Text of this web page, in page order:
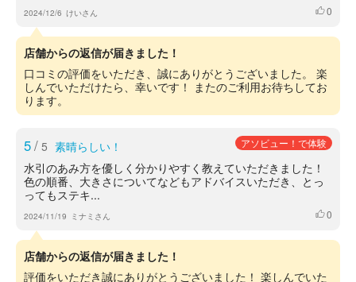
2024/12/6 けいさん いいね
0
店舗からの返信が届きました！
口コミの評価をいただき、誠にありがとうございました。 楽
しんでいただけたら、幸いです！ またのご利用お待ちしてお
ります。
5/ 5 素晴らしい！ アソビュー！で体験
水引のあみ方を優しく分かりやすく教えていただきました！
色の順番、大きさについてなどもアドバイスいただき、とっ
ってもステキ...
2024/11/19 ミナミさん いいね
0
店舗からの返信が届きました！
評価をいただき誠にありがとうございました！ 楽しんでいた